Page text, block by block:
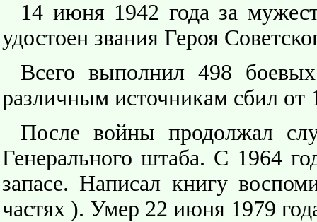
14 июня 1942 года за
удостоен звания Героя
Всего выполнил 498
различным источникам сбил от
После войны продолжал
Генерального штаба. С 1964
запасе. Написал книгу
частях ). Умер 22 июня 1979